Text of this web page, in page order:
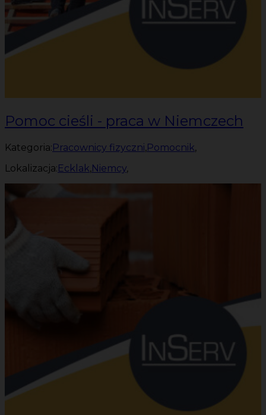
Pomoc cieśli - praca w Niemczech
Kategoria:Pracownicy fizyczni,Pomocnik,
Lokalizacja:Ecklak,Niemcy,